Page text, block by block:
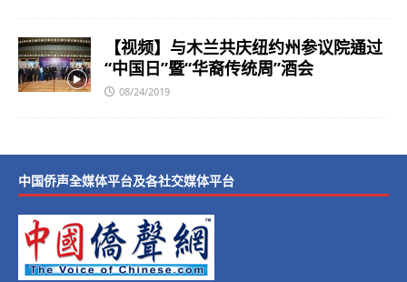
【视频】与木兰共庆纽约州参议院通过
“中国日”暨“华裔传统周”酒会
08/24/2019
中国侨声全媒体平台及各社交媒体平台